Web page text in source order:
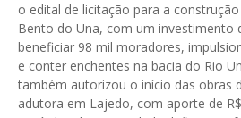
o edital de licitação para a
Bento do Una, com um investimento
beneficiar 98 mil moradores,
e conter enchentes na bacia do Rio
também autorizou o início das obras
adutora em Lajedo, com aporte de